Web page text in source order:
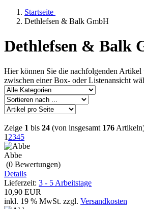
Startseite
Dethlefsen & Balk GmbH
Dethlefsen & Balk
Hier können Sie die nachfolgenden Artikel
zwischen einer Box- oder Listenansicht
Zeige 1 bis 24 (von insgesamt 176
1 2345
Abbe
(0 Bewertungen)
Details
Lieferzeit: 3 - 5 Arbeitstage
10,90 EUR
inkl. 19 % MwSt. zzgl. Versandkosten